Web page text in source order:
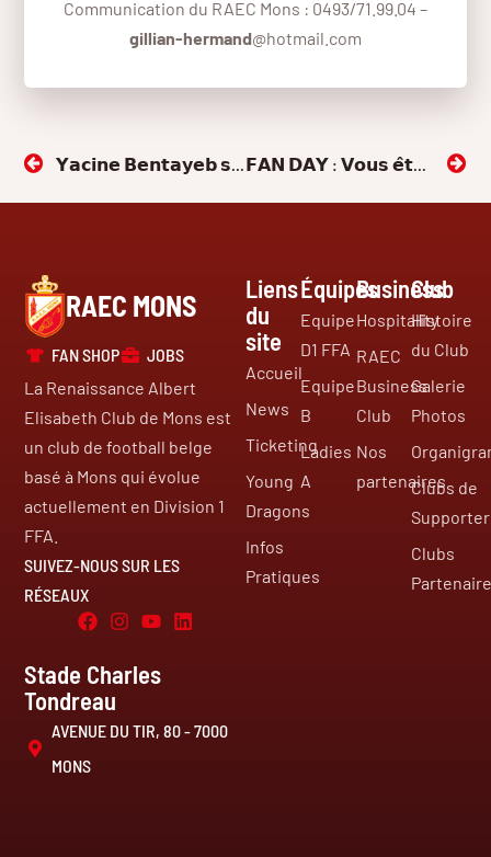
Communication du RAEC Mons : 0493/71.99.04 –
gillian-hermand@hotmail.com
𝗬𝗮𝗰𝗶𝗻𝗲 𝗕𝗲𝗻𝘁𝗮𝘆𝗲𝗯 𝘀’𝗲𝗻𝗴𝗮𝗴𝗲 𝗮𝘃𝗲𝗰 𝗹𝗲 𝗥𝗔𝗘𝗖 𝗠𝗼𝗻𝘀 ! 𝗙𝗔𝗡 𝗗𝗔𝗬 : 𝗩𝗼𝘂𝘀 𝗲̂𝘁𝗲𝘀 𝗮𝘂 𝗰𝗼𝗲𝘂𝗿 𝗱𝗲 𝗹’𝗲́𝘃𝗲́𝗻𝗲𝗺𝗲𝗻𝘁 !
RAEC MONS
FAN SHOP
JOBS
La Renaissance Albert
Elisabeth Club de Mons est
un club de football belge
basé à Mons qui évolue
actuellement en Division 1
FFA.
SUIVEZ-NOUS SUR LES
RÉSEAUX
Stade Charles
Tondreau
AVENUE DU TIR, 80 - 7000
MONS
Liens
du
site
Accueil
News
Ticketing
Young
Dragons
Infos
Pratiques
Équipes
Equipe
D1 FFA
Equipe
B
Ladies
A
Business
Hospitality
RAEC
Business
Club
Nos
partenaires
Club
Histoire
du Club
Galerie
Photos
Clubs de
Clubs